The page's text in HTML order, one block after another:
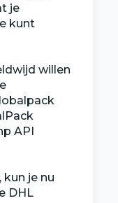
je
kunt
willen
API
je nu
DHL